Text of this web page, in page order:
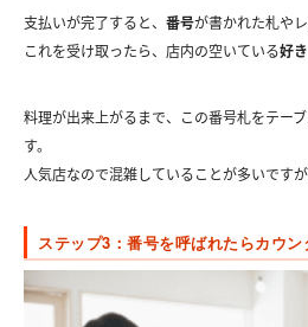
支払いが完了すると、 番号が書かれた札や
これを受け取ったら、店内の空いている好
料理が出来上がるまで、この番号札をテー
す。
人気店なので混雑していることが多いです
ステップ3：番号を呼ばれたらカウ